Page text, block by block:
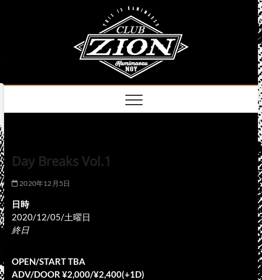
Day Breaks Vol.1
2020年12月5日
日時
2020/12/05/土曜日
終日
OPEN/START TBA
ADV/DOOR ¥2,000/¥2,400(+1D)